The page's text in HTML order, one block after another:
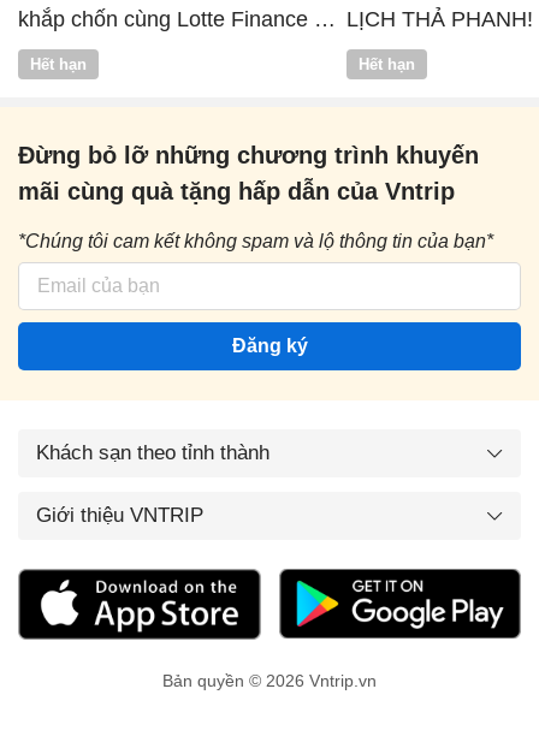
khắp chốn cùng Lotte Finance x
Vntrip
Hết hạn
LỊCH THẢ PHANH!
Hết hạn
Đừng bỏ lỡ những chương trình khuyến
mãi cùng quà tặng hấp dẫn của Vntrip
*Chúng tôi cam kết không spam và lộ thông tin của bạn*
Đăng ký
Khách sạn theo tỉnh thành
Giới thiệu VNTRIP
Bản quyền © 2026 Vntrip.vn